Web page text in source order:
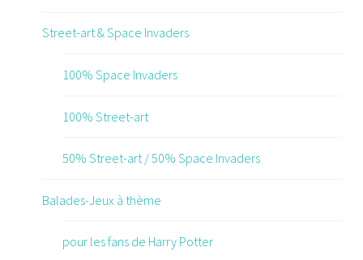
Street-art & Space Invaders
100% Space Invaders
100% Street-art
50% Street-art / 50% Space Invaders
Balades-Jeux à thème
pour les fans de Harry Potter